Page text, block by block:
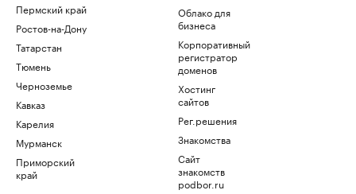
Пермский край
Ростов-на-Дону
Татарстан
Тюмень
Черноземье
Кавказ
Карелия
Мурманск
Приморский
край
Облако для
бизнеса
Корпоративный
регистратор
доменов
Хостинг
сайтов
Рег.решения
Знакомства
Сайт
знакомств
podbor.ru